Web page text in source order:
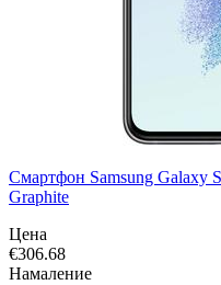
Смартфон Samsung Galaxy
Graphite
Цена
€306.68
Намаление